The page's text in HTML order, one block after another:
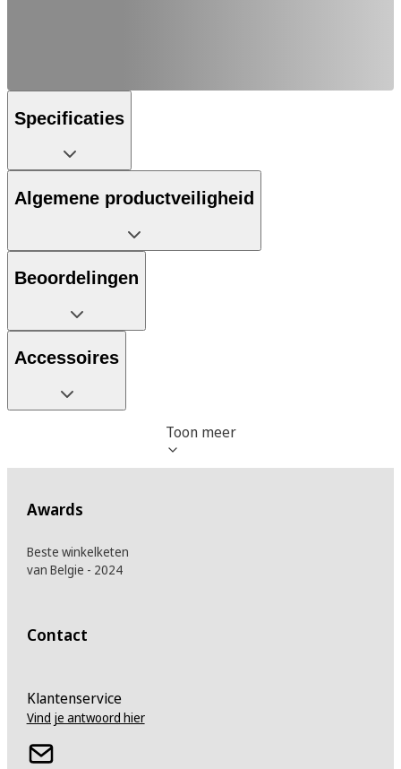
Specificaties
Algemene productveiligheid
Beoordelingen
Accessoires
Toon meer
Awards
Beste winkelketen
van Belgie - 2024
Contact
Klantenservice
Vind je antwoord hier